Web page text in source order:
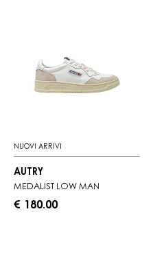
NUOVI ARRIVI
AUTRY
MEDALIST LOW MAN
€ 180.00